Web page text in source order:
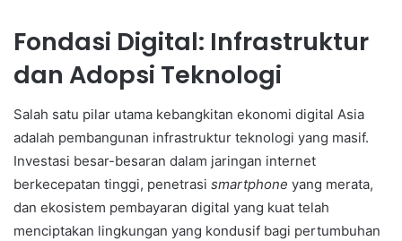
Fondasi Digital: Infrastruktur
dan Adopsi Teknologi
Salah satu pilar utama kebangkitan ekonomi digital Asia
adalah pembangunan infrastruktur teknologi yang masif.
Investasi besar-besaran dalam jaringan internet
berkecepatan tinggi, penetrasi smartphone yang merata,
dan ekosistem pembayaran digital yang kuat telah
menciptakan lingkungan yang kondusif bagi pertumbuhan